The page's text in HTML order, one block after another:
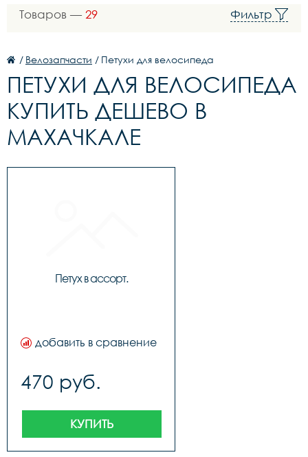
Товаров — 29 Фильтр
/ Велозапчасти / Петухи для велосипеда
ПЕТУХИ ДЛЯ ВЕЛОСИПЕДА
КУПИТЬ ДЕШЕВО В
МАХАЧКАЛЕ
Петух в ассорт.
добавить в сравнение
470 руб.
КУПИТЬ